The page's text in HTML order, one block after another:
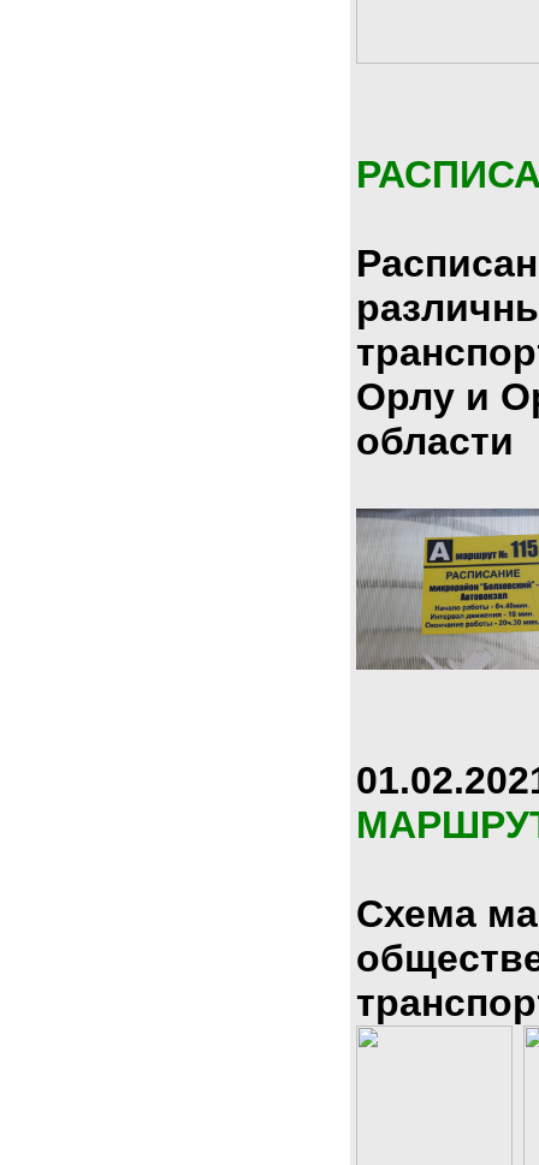
Орлу и
области
Схема